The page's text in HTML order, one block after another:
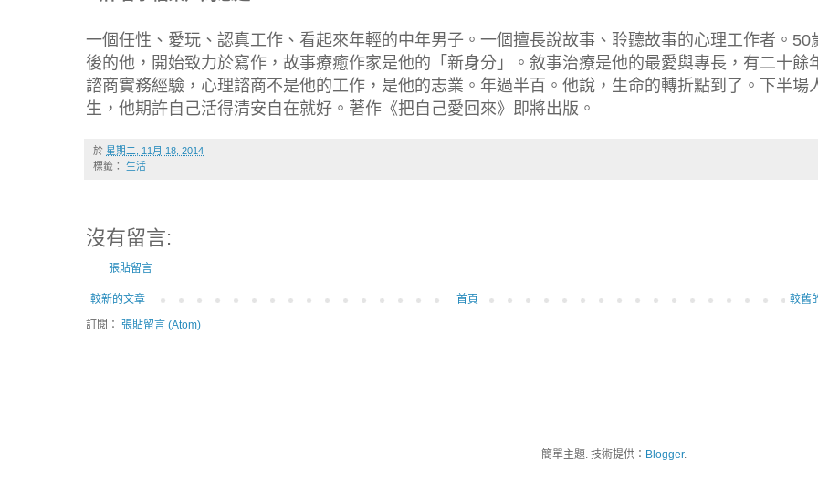
一個任性、愛玩、認真工作、看起來年輕的中年男子。一個擅長說故事、聆聽故事的心理工作者。50
後的他，開始致力於寫作，故事療癒作家是他的「新身分」。敘事治療是他的最愛與專長，有二十餘
諮商實務經驗，心理諮商不是他的工作，是他的志業。年過半百。他說，生命的轉折點到了。下半場
生，他期許自己活得清安自在就好。著作《把自己愛回來》即將出版。
於 星期二, 11月 18, 2014
標籤： 生活
沒有留言:
張貼留言
較新的文章 較舊
首頁
訂閱： 張貼留言 (Atom)
簡單主題. 技術提供： Blogger.